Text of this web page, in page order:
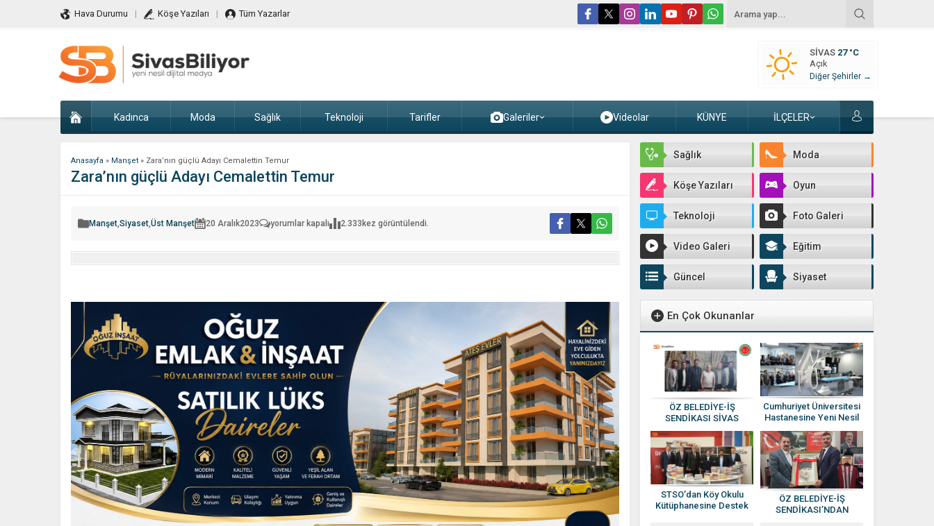
Hava Durumu Köşe Yazıları Tüm Yazarlar
SIVAS 27 °C
Açık
Diğer Şehirler →
Kadınca Moda Sağlık Teknoloji Tarifler Galeriler Videolar KÜNYE İLÇELER
Anasayfa » Manşet » Zara’nın güçlü Adayı Cemalettin Temur
Zara’nın güçlü Adayı Cemalettin Temur
Manşet,Siyaset,Üst Manşet 20 Aralık2023
Zara’nın
Cemalettin
yorumlar kapalı 2.333 kez görüntülendi.
Sağlık Moda
Köşe Yazıları Oyun
Teknoloji Foto Galeri
Video Galeri Eğitim
Güncel Siyaset
En Çok Okunanlar
ÖZ BELEDİYE-İŞ
SENDİKASI SİVAS
YÖNETİMİNE ATAMA
YAPILDI
Cumhuriyet Üniversitesi
Hastanesine Yeni Nesil
Anjiyografi Cihazı
STSO’dan Köy Okulu
Kütüphanesine Destek
ÖZ BELEDİYE-İŞ
SENDİKASI’NDAN